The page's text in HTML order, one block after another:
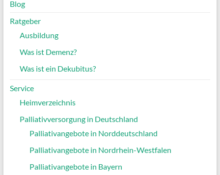
Blog
Ratgeber
Ausbildung
Was ist Demenz?
Was ist ein Dekubitus?
Service
Heimverzeichnis
Palliativversorgung in Deutschland
Palliativangebote in Norddeutschland
Palliativangebote in Nordrhein-Westfalen
Palliativangebote in Bayern